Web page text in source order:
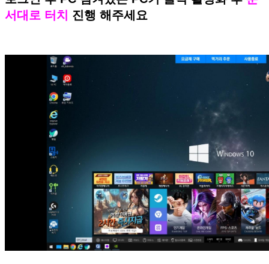
서대로 터치 진행 해주세요